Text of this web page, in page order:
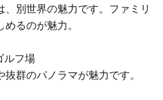
別世界の魅力です。ファミリ
るのが魅力。
ルフ場
群のパノラマが魅力です。